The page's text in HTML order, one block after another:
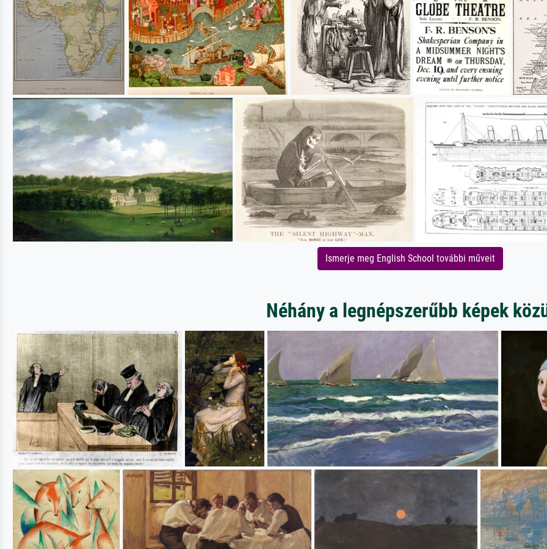
Ismerje meg English School további műveit
Néhány a legnépszerűbb képek